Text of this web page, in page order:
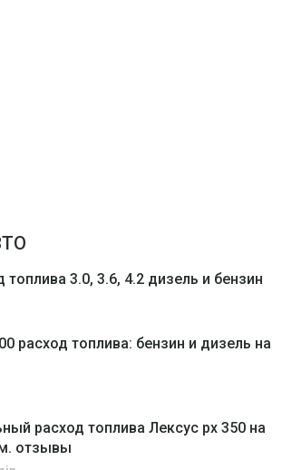
топлива 3.0, 3.6, 4.2 дизель и бензин
расход топлива: бензин и дизель на
расход топлива Лексус рх 350 на
отзывы